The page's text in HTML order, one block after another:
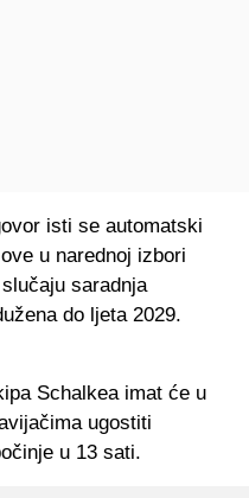
isti se automatski
u narednoj izbori
saradnja
do ljeta 2029.
Schalkea imat će u
ugostiti
u 13 sati.